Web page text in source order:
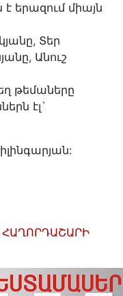
երազում միայն
Տեր
Անուշ
թեմաները
էլ`